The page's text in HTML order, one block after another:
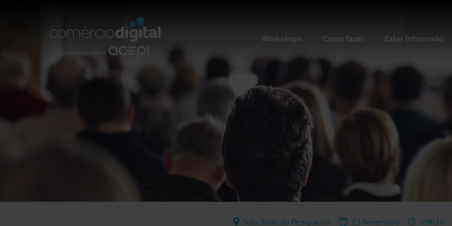
Workshops Como fazer Estar Informado
São João da Pesqueira 23 fevereiro 19h30